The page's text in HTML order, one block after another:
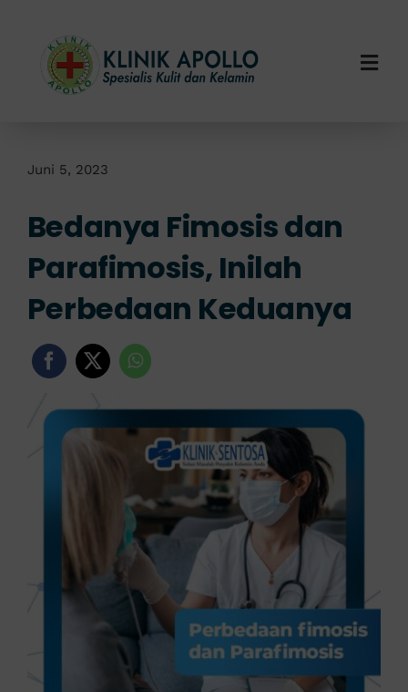
content
Layanan Kami
Info Klinik
Juni 5, 2023
Bedanya Fimosis dan
Parafimosis, Inilah
Perbedaan Keduanya